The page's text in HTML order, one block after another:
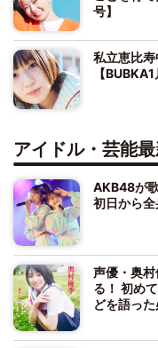
号】
私立恵比
【BUBKA1
アイドル・芸能
AKB48が
初日から
声優・奥
る！ 初め
どを語っ